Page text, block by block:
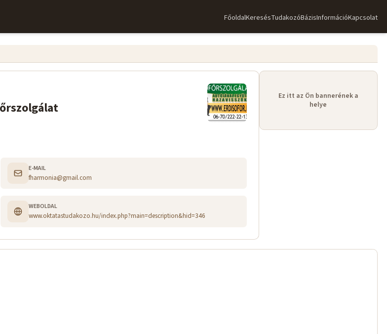
FőoldalKeresésTudakozóBázisInformációKapcsolat
E-MAIL
fharmonia@gmail.com
WEBOLDAL
www.oktatastudakozo.hu/index.php?main=description&hid=346
Ez itt az Ön bannerének a
helye